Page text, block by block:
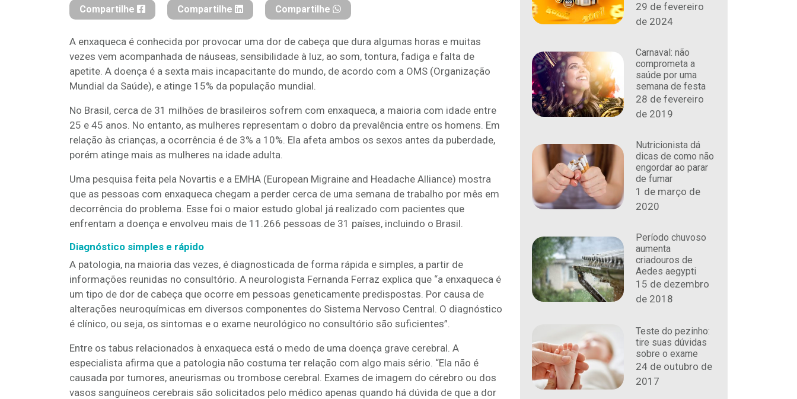
Compartilhe Compartilhe Compartilhe
A enxaqueca é conhecida por provocar uma dor de cabeça que dura algumas horas e muitas
vezes vem acompanhada de náuseas, sensibilidade à luz, ao som, tontura, fadiga e falta de
apetite. A doença é a sexta mais incapacitante do mundo, de acordo com a OMS (Organização
Mundial da Saúde), e atinge 15% da população mundial.
No Brasil, cerca de 31 milhões de brasileiros sofrem com enxaqueca, a maioria com idade entre
25 e 45 anos. No entanto, as mulheres representam o dobro da prevalência entre os homens. Em
relação às crianças, a ocorrência é de 3% a 10%. Ela afeta ambos os sexos antes da puberdade,
porém atinge mais as mulheres na idade adulta.
Uma pesquisa feita pela Novartis e a EMHA (European Migraine and Headache Alliance) mostra
que as pessoas com enxaqueca chegam a perder cerca de uma semana de trabalho por mês em
decorrência do problema. Esse foi o maior estudo global já realizado com pacientes que
enfrentam a doença e envolveu mais de 11.266 pessoas de 31 países, incluindo o Brasil.
Diagnóstico simples e rápido
A patologia, na maioria das vezes, é diagnosticada de forma rápida e simples, a partir de
informações reunidas no consultório. A neurologista Fernanda Ferraz explica que “a enxaqueca é
um tipo de dor de cabeça que ocorre em pessoas geneticamente predispostas. Por causa de
alterações neuroquímicas em diversos componentes do Sistema Nervoso Central. O diagnóstico
é clínico, ou seja, os sintomas e o exame neurológico no consultório são suficientes”.
Entre os tabus relacionados à enxaqueca está o medo de uma doença grave cerebral. A
especialista afirma que a patologia não costuma ter relação com algo mais sério. “Ela não é
causada por tumores, aneurismas ou trombose cerebral. Exames de imagem do cérebro ou dos
vasos sanguíneos cerebrais são solicitados pelo médico apenas quando há dúvida de que a dor
29 de fevereiro
de 2024
Carnaval: não
comprometa a
saúde por uma
semana de festa
28 de fevereiro
de 2019
Nutricionista dá
dicas de como não
engordar ao parar
de fumar
1 de março de
2020
Período chuvoso
aumenta
criadouros de
Aedes aegypti
15 de dezembro
de 2018
Teste do pezinho:
tire suas dúvidas
sobre o exame
24 de outubro de
2017